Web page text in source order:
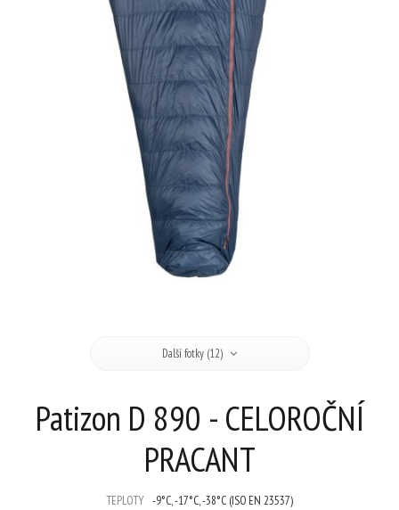
Další fotky (12)
Patizon D 890 - CELOROČNÍ
PRACANT
TEPLOTY -9°C, -17°C, -38°C (ISO EN 23537)